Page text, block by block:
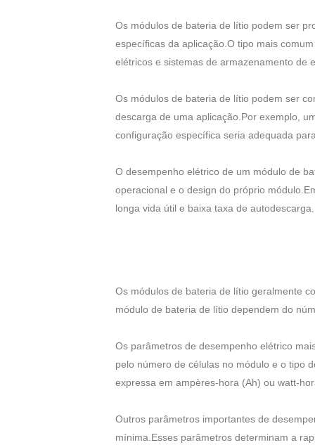
Os módulos de bateria de lítio podem ser
específicas da aplicação.O tipo mais
elétricos e sistemas de armazenamento de
Os módulos de bateria de lítio podem ser
descarga de uma aplicação.Por exemplo,
configuração específica seria adequada
O desempenho elétrico de um módulo de
operacional e o design do próprio
longa vida útil e baixa taxa de autodescarga.
Os módulos de bateria de lítio geralmente
módulo de bateria de lítio dependem do
Os parâmetros de desempenho elétrico
pelo número de células no módulo e o tipo
expressa em ampères-hora (Ah) ou watt-
Outros parâmetros importantes de
mínima.Esses parâmetros determinam a